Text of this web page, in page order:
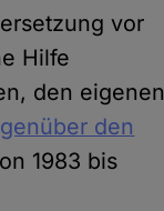
vor
Hilfe
den eigenen
den
1983 bis